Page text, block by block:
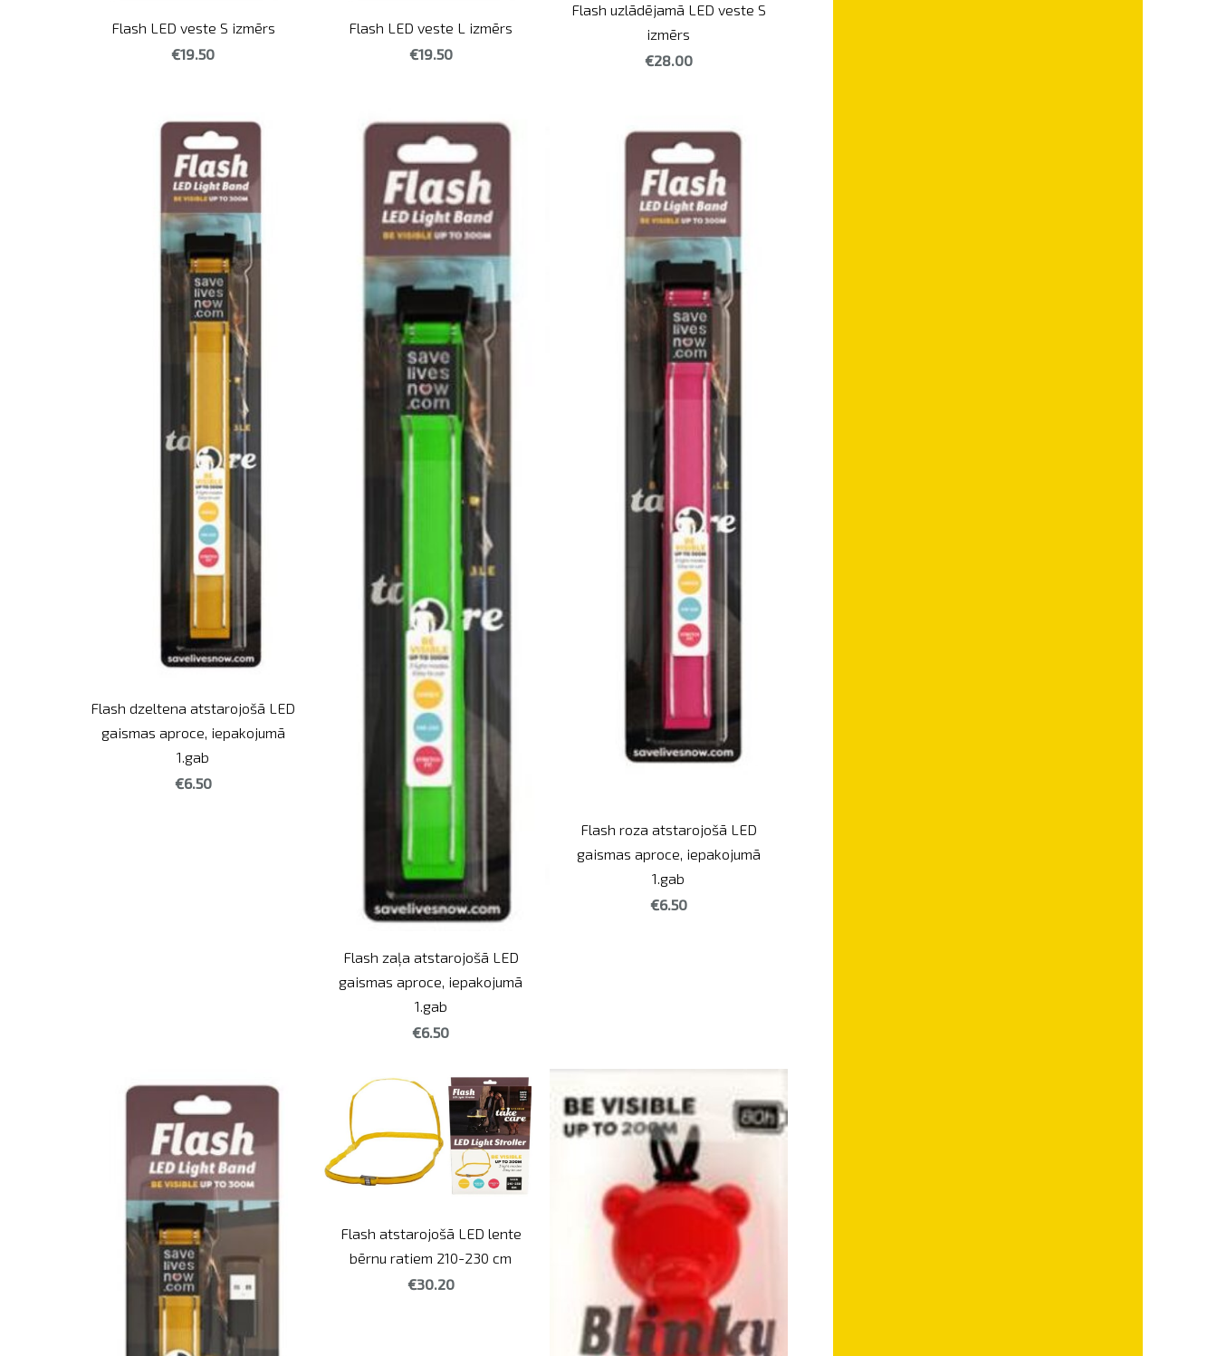
Flash LED veste S izmērs
€19.50
Flash LED veste L izmērs
€19.50
Flash uzlādējamā LED veste S
izmērs
€28.00
Flash dzeltena atstarojošā LED
gaismas aproce, iepakojumā
1.gab
€6.50
Flash zaļa atstarojošā LED
gaismas aproce, iepakojumā
1.gab
€6.50
Flash roza atstarojošā LED
gaismas aproce, iepakojumā
1.gab
€6.50
Flash atstarojošā LED lente
bērnu ratiem 210-230 cm
€30.20